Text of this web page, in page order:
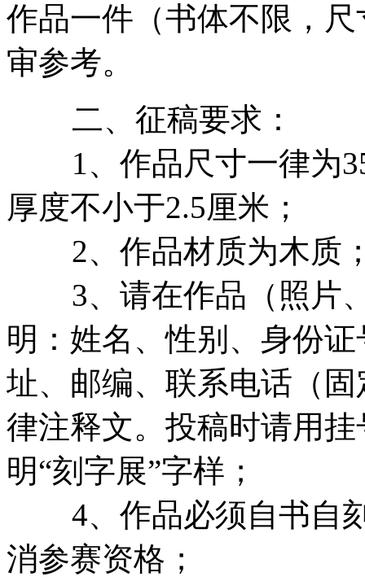
作品一件（书体不限，
审参考。
二、征稿要求：
1、作品尺寸一律为
厚度不小于2.5厘米；
2、作品材质为木质
3、请在作品（照片、
明：姓名、性别、身份
址、邮编、联系电话（
律注释文。投稿时请用
明“刻字展”字样；
4、作品必须自书自刻
消参赛资格；